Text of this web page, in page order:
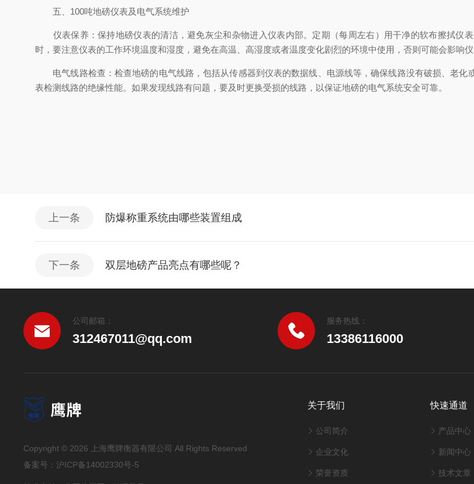
五、100吨地磅仪表及电气系统维护
仪表保养：保持地磅仪表的清洁，避免灰尘和杂物进入仪表内部。定期（每周左右）用干净的软布擦拭仪
时，要注意仪表的工作环境温度和湿度，避免在高温、高湿度或者温度变化剧烈的环境中使用，否则可能会影响仪
电气线路检查：检查地磅的电气线路，包括从传感器到仪表的数据线、电源线等，确保线路没有破损、老化
表检测线路的绝缘性能。如果发现线路有问题，要及时更换受损的线路，以保证地磅的电气系统安全可靠。
上一条 防爆称重系统由哪些装置组成
下一条 双层地磅产品亮点有哪些呢？
公司邮箱：
312467011@qq.com
服务热线：
13386116000
Copyright © 2026 上海鹰牌衡器有限公司 All Rights Reserved
备案号：沪ICP备14002330号-5
关于我们
公司简介
企业文化
荣誉资质
快速通道
产品中心
新闻中心
技术文章